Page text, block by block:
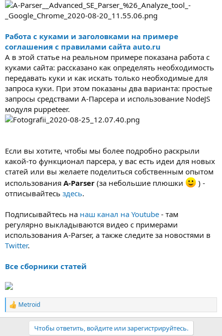
Работа с куками и заголовками на примере
соглашения с правилами сайта auto.ru
А в этой статье на реальном примере показана работа с
куками сайта: рассказано как определять необходимость
передавать куки и как искать только необходимые для
запроса куки. При этом показаны два варианта: простые
запросы средствами А-Парсера и использование NodeJS
модуля puppeteer.
Если вы хотите, чтобы мы более подробно раскрыли
какой-то функционал парсера, у вас есть идеи для новых
статей или вы желаете поделиться собственным опытом
использования A-Parser (за небольшие плюшки
) -
отписывайтесь здесь.
Подписывайтесь на наш канал на Youtube - там
регулярно выкладываются видео с примерами
использования A-Parser, а также следите за новостями в
Twitter.
Все сборники статей
Р
е
Metroid
Чтобы ответить, войдите или зарегистрируйтесь.